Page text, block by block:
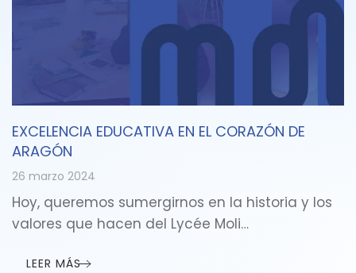
EXCELENCIA EDUCATIVA EN EL CORAZÓN DE
ARAGÓN
26 marzo 2024
Hoy, queremos sumergirnos en la historia y los
valores que hacen del Lycée Moli…
LEER MÁS